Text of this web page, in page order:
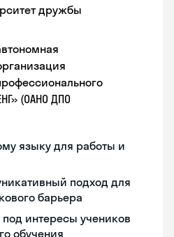
дружбы
(ОАНО ДПО
языку для работы и
подход для
барьера
интересы учеников
обучения